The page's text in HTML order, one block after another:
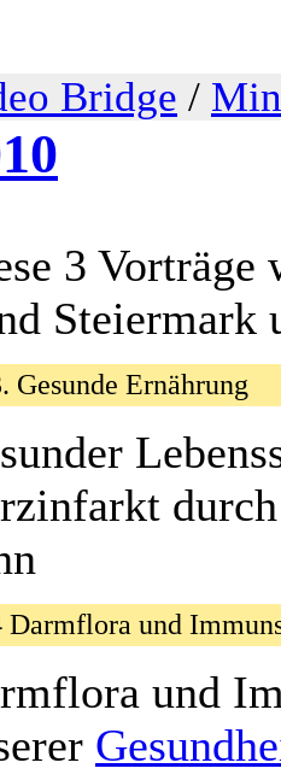
Bridge /
3 Vorträge
Steiermark
Gesunde Ernährung
Darmflora und
und